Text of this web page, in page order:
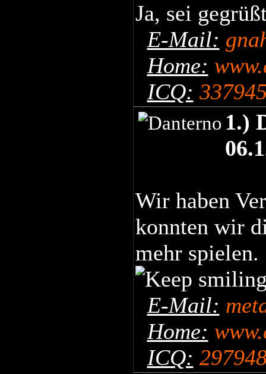
Ja, sei
E-Mail:
Home:
ICQ:
1.)
Wir haben
konnten wir
mehr spielen.
E-Mail:
Home:
ICQ: